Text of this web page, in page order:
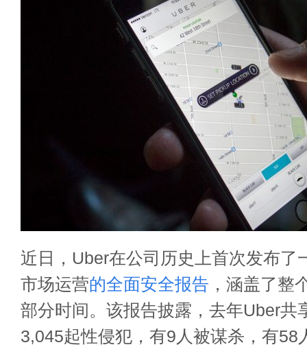
近日，Uber在公司历史上首次发布了
市场运营的全面安全报告 ，涵盖了整
部分时间。该报告披露，去年Uber共
3,045起性侵犯，有9人被谋杀，有58